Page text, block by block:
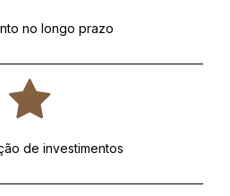
no longo prazo
de investimentos